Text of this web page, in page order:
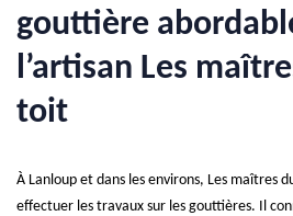
gouttière
l’artisan Les
toit
À Lanloup et dans les environs, Les maîtres
effectuer les travaux sur les gouttières. Il